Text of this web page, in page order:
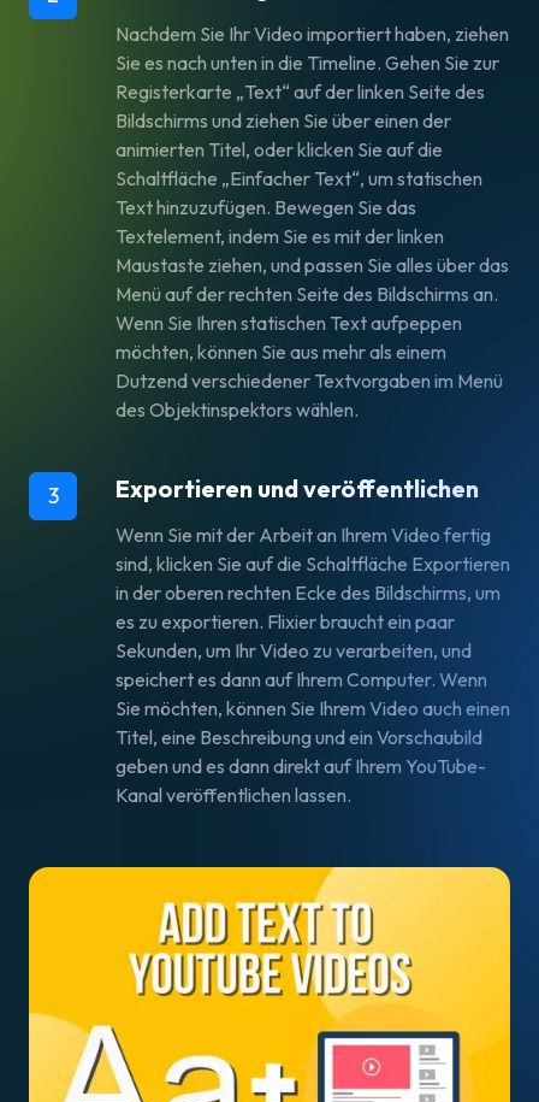
Nachdem Sie Ihr Video importiert haben, ziehen
Sie es nach unten in die Timeline. Gehen Sie zur
Registerkarte „Text“ auf der linken Seite des
Bildschirms und ziehen Sie über einen der
animierten Titel, oder klicken Sie auf die
Schaltfläche „Einfacher Text“, um statischen
Text hinzuzufügen. Bewegen Sie das
Textelement, indem Sie es mit der linken
Maustaste ziehen, und passen Sie alles über das
Menü auf der rechten Seite des Bildschirms an.
Wenn Sie Ihren statischen Text aufpeppen
möchten, können Sie aus mehr als einem
Dutzend verschiedener Textvorgaben im Menü
des Objektinspektors wählen.
3 Exportieren und veröffentlichen
Wenn Sie mit der Arbeit an Ihrem Video fertig
sind, klicken Sie auf die Schaltfläche Exportieren
in der oberen rechten Ecke des Bildschirms, um
es zu exportieren. Flixier braucht ein paar
Sekunden, um Ihr Video zu verarbeiten, und
speichert es dann auf Ihrem Computer. Wenn
Sie möchten, können Sie Ihrem Video auch einen
Titel, eine Beschreibung und ein Vorschaubild
geben und es dann direkt auf Ihrem YouTube-
Kanal veröffentlichen lassen.